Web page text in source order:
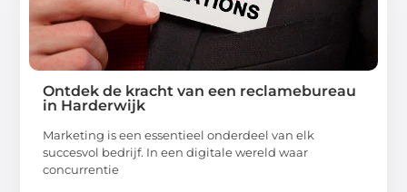
Ontdek de kracht van een reclamebureau
in Harderwijk
Marketing is een essentieel onderdeel van elk
succesvol bedrijf. In een digitale wereld waar
concurrentie